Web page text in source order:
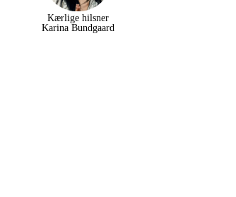
Kærlige hilsner
Karina Bundgaard